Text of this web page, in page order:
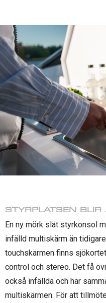
STYRPLATSEN
En ny mörk slät styrkonsol
infälld multiskärm än
touchskärmen finns
control och stereo. Det få
också infällda och har
multiskärmen. För att